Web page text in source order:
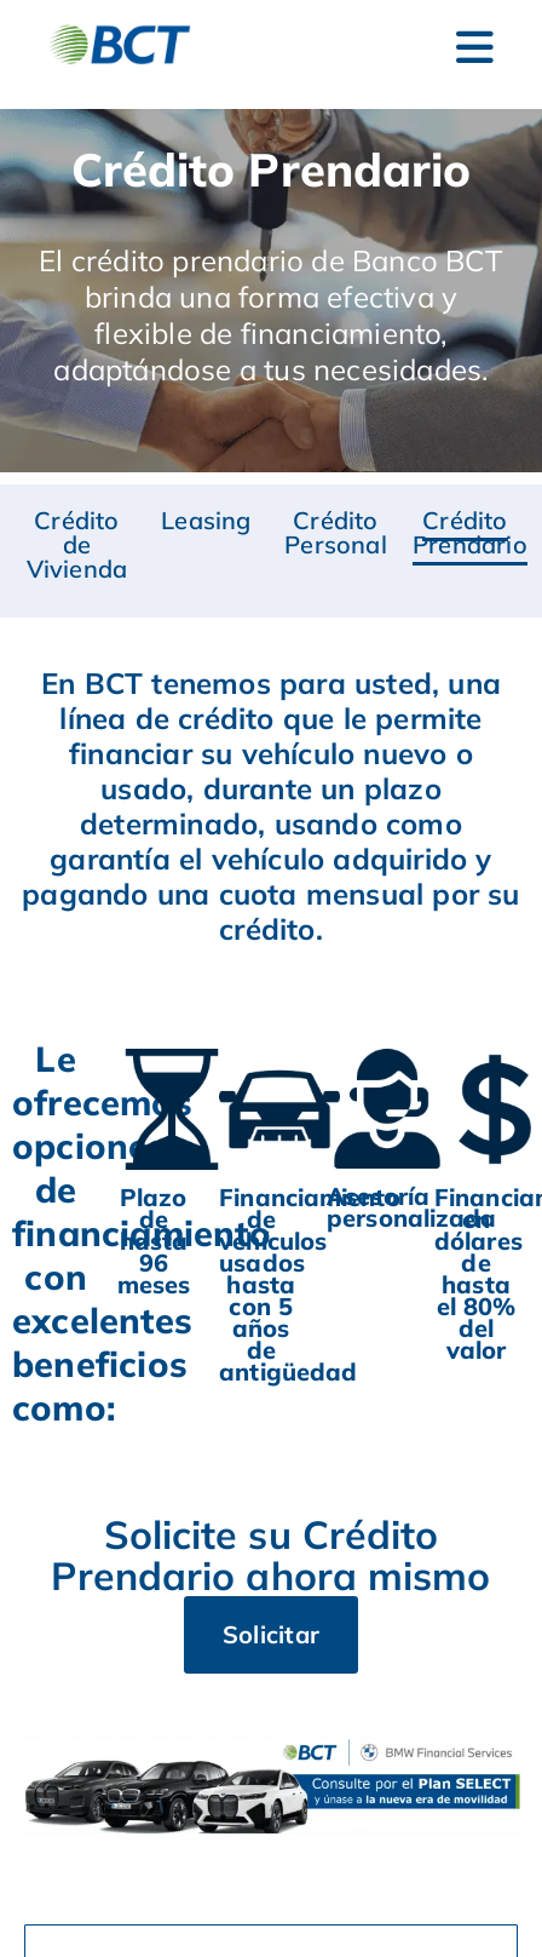
Crédito Prendario
El crédito prendario de Banco BCT
brinda una forma efectiva y
flexible de financiamiento,
adaptándose a tus necesidades.
Crédito
de
Vivienda
Leasing
Crédito
Personal
Crédito
Prendario
En BCT tenemos para usted, una
línea de crédito que le permite
financiar su vehículo nuevo o
usado, durante un plazo
determinado, usando como
garantía el vehículo adquirido y
pagando una cuota mensual por su
crédito.
Le
ofrecemos
opciones
de
financiamiento
con
excelentes
beneficios
como:
Plazo
de
hasta
96
meses
Financiamiento
de
vehículos
usados
hasta
con 5
años
de
antigüedad
Asesoría
personalizada
en
dólares
de
hasta
el 80%
del
valor
Solicite su Crédito
Prendario ahora mismo
Solicitar